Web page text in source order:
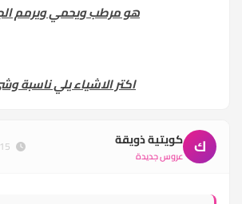
هو مرطب ويحمي ويرمم
اكتر الاشياء يلي ناسبة
ك كويتية ذويقة
عروس جديدة